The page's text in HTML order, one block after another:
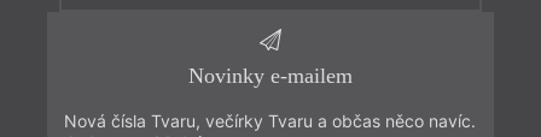
Novinky e-mailem
Nová čísla Tvaru, večírky Tvaru a občas něco navíc.